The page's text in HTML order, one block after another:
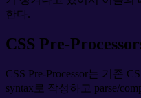
한다.
CSS Pre-
CSS Pre-Processor는 기존
syntax로 작성하고 parse/